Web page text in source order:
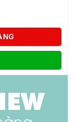
sắt tròn 4 ghế nhựa